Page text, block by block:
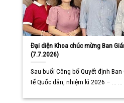
Đại diện Khoa chúc mừng Ban
(7.7.2026)
Sau buổi Công bố Quyết định
tế Quốc dân, nhiệm kì 2026 – ... ...